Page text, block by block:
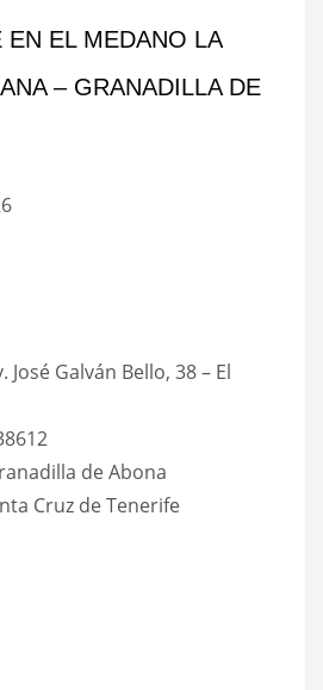
EN EL MEDANO LA
– GRANADILLA DE
José Galván Bello, 38 – El
de Abona
Cruz de Tenerife